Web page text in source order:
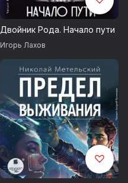
Двойник Рода. Начало пути
Игорь Лахов